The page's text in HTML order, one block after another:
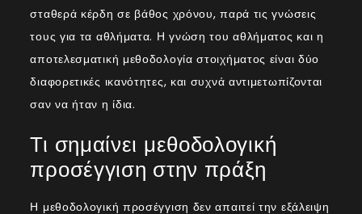
σταθερά κέρδη σε βάθος χρόνου, παρά τις γνώσεις
τους για τα αθλήματα. Η γνώση του αθλήματος και η
αποτελεσματική μεθοδολογία στοιχήματος είναι δύο
διαφορετικές ικανότητες, και συχνά αντιμετωπίζονται
σαν να ήταν η ίδια.
Τι σημαίνει μεθοδολογική
προσέγγιση στην πράξη
Η μεθοδολογική προσέγγιση δεν απαιτεί την εξάλειψη